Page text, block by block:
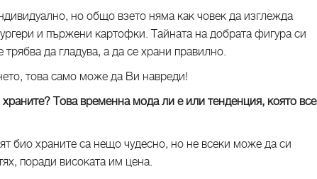
но общо взето няма как човек да изглежда
и пържени картофки. Тайната на добрата фигура си
трябва да гладува, а да се храни правилно.
това само може да Ви навреди!
Това временна мода ли е или тенденция, която все
био храните са нещо чудесно, но не всеки може да си
поради високата им цена.